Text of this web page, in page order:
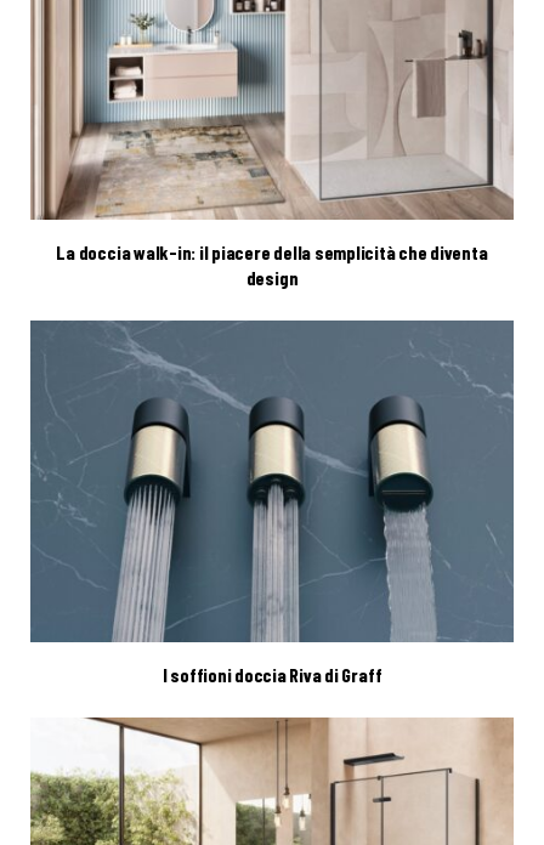
La doccia walk-in: il piacere della semplicità che diventa
design
I soffioni doccia Riva di Graff